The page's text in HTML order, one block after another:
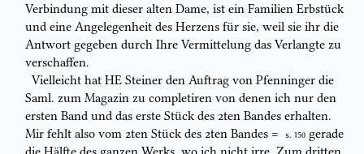
Verbindung mit dieser alten Dame, ist ein Familien Erbstück
und eine Angelegenheit des Herzens für sie, weil sie ihr die
Antwort gegeben durch Ihre Vermittelung das Verlangte zu
verschaffen.
Vielleicht hat HE Steiner den Auftrag von Pfenninger die
Saml. zum Magazin zu completiren von denen ich nur den
ersten Band und das erste Stück des 2ten Bandes erhalten.
Mir fehlt also vom 2ten Stück des 2ten Bandes = S. 150 gerade